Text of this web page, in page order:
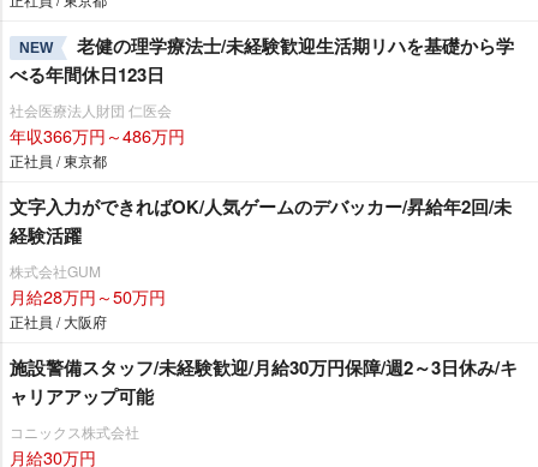
NEW
老健の理学療法士/未経験歓迎生活期リハを基礎から学
べる年間休日123日
社会医療法人財団 仁医会
年収366万円～486万円
正社員 / 東京都
文字入力ができればOK/人気ゲームのデバッカー/昇給年2回/未
経験活躍
株式会社GUM
月給28万円～50万円
正社員 / 大阪府
施設警備スタッフ/未経験歓迎/月給30万円保障/週2～3日休み/キ
ャリアアップ可能
コニックス株式会社
月給30万円